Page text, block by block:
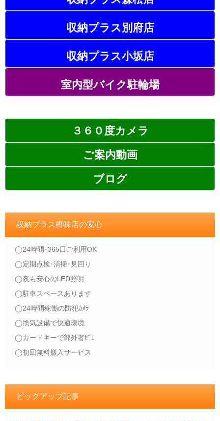
収納プラス別府店
収納プラス小坂店
室内型バイク駐輪場
３６０度カメラ
ご案内動画
ブログ
収納プラス樽味店の安心
◯24時間･365日ご利用OK
◯定期点検･清掃･見回り
◯夜も安心のLED照明
◯駐車スペースあります
◯24時間稼働の防犯ｶﾒﾗ
◯換気設備で快適環境
◯カードキーで部外者ｾﾞﾛ
◯初回無料搬入サービス
ピックアップ記事